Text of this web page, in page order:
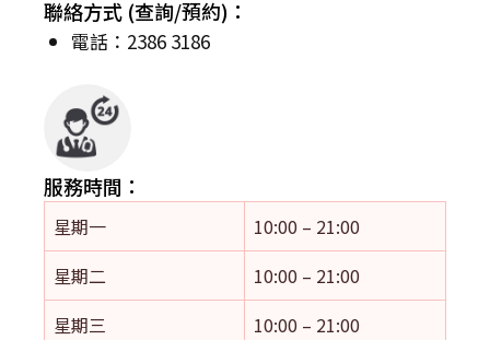
聯絡方式 (查詢/預約)：
電話：2386 3186
服務時間：
星期一
10:00 – 21:00
星期二
10:00 – 21:00
星期三
10:00 – 21:00